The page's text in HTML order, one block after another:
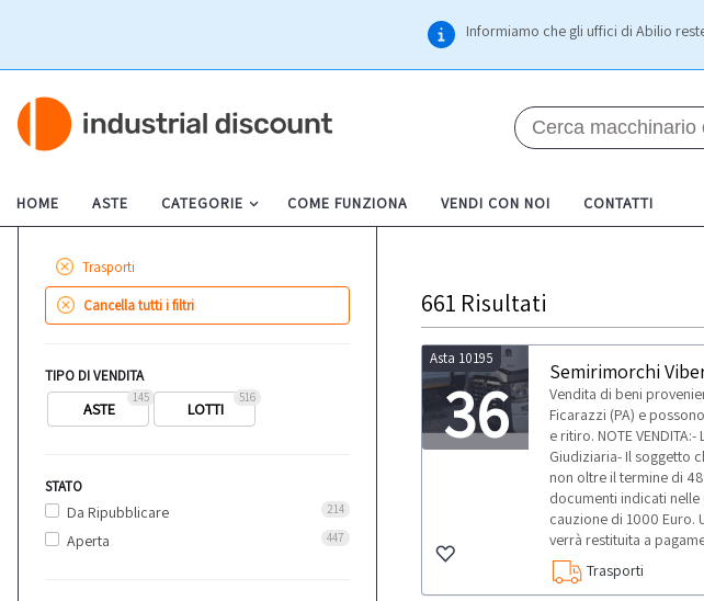
Informiamo che gli uffici di Abilio
HOME ASTE CATEGORIE COME FUNZIONA VENDI CON NOI CONTATTI
Trasporti
Cancella tutti i filtri
TIPO DI VENDITA
145
ASTE
516
LOTTI
STATO
Da Ripubblicare 214
Aperta 447
661 Risultati
Asta 10195
36 Semirimorchi
Vendita di beni
Ficarazzi (PA) e
e ritiro. NOTE
Giudiziaria- Il soggetto
non oltre il termine di
documenti indicati
cauzione di 1000 Euro.
verrà restituita a
Trasporti